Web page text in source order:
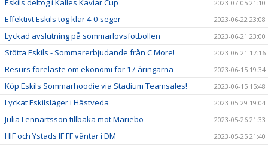
Eskils deltog i Kalles Kaviar Cup 2023-07-05 21:10
Effektivt Eskils tog klar 4-0-seger 2023-06-22 23:08
Lyckad avslutning på sommarlovsfotbollen 2023-06-21 23:00
Stötta Eskils - Sommarerbjudande från C More! 2023-06-21 17:16
Resurs föreläste om ekonomi för 17-åringarna 2023-06-15 19:34
Köp Eskils Sommarhoodie via Stadium Teamsales! 2023-06-15 15:48
Lyckat Eskilsläger i Hästveda 2023-05-29 19:04
Julia Lennartsson tillbaka mot Mariebo 2023-05-26 21:33
HIF och Ystads IF FF väntar i DM 2023-05-25 21:40